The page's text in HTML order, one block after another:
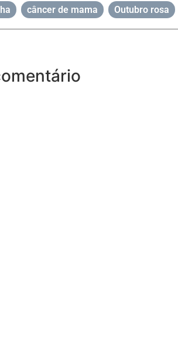
câncer de mama Outubro rosa